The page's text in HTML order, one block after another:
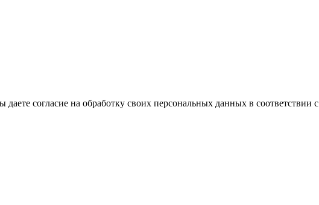
согласие на обработку своих персональных данных в соответствии с